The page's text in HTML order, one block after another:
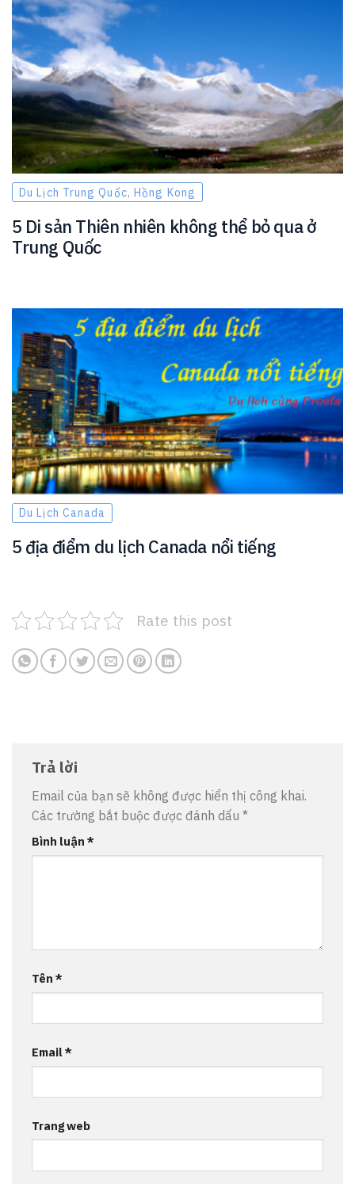
Du Lịch Trung Quốc, Hồng Kong
5 Di sản Thiên nhiên không thể bỏ qua ở
Trung Quốc
Du Lịch Canada
5 địa điểm du lịch Canada nổi tiếng
Rate this post
Trả lời
Email của bạn sẽ không được hiển thị công khai.
Các trường bắt buộc được đánh dấu *
Bình luận *
Tên *
Email*
Trang web